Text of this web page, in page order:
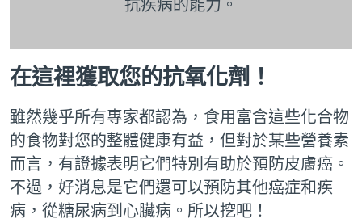
抗疾病的能力。
在這裡獲取您的抗氧化劑！
雖然幾乎所有專家都認為，食用富含這些化合物
的食物對您的整體健康有益，但對於某些營養素
而言，有證據表明它們特別有助於預防皮膚癌。
不過，好消息是它們還可以預防其他癌症和疾
病，從糖尿病到心臟病。所以挖吧！